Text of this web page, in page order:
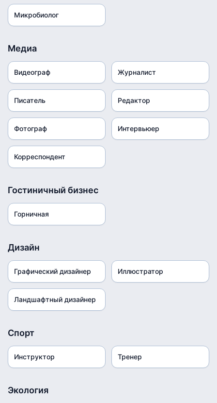
Микробиолог
Медиа
Видеограф Журналист
Писатель Редактор
Фотограф Интервьюер
Корреспондент
Гостиничный бизнес
Горничная
Дизайн
Графический дизайнер Иллюстратор
Ландшафтный дизайнер
Спорт
Инструктор Тренер
Экология